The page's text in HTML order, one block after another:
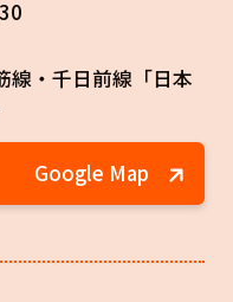
線・千日前線「日本
Google Map